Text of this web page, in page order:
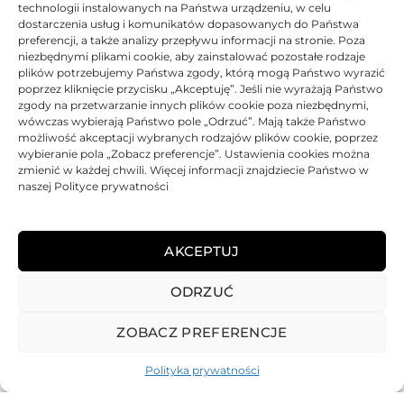
technologii instalowanych na Państwa urządzeniu, w celu
dostarczenia usług i komunikatów dopasowanych do Państwa
preferencji, a także analizy przepływu informacji na stronie. Poza
niezbędnymi plikami cookie, aby zainstalować pozostałe rodzaje
plików potrzebujemy Państwa zgody, którą mogą Państwo wyrazić
poprzez kliknięcie przycisku „Akceptuję”. Jeśli nie wyrażają Państwo
zgody na przetwarzanie innych plików cookie poza niezbędnymi,
wówczas wybierają Państwo pole „Odrzuć”. Mają także Państwo
możliwość akceptacji wybranych rodzajów plików cookie, poprzez
wybieranie pola „Zobacz preferencje”. Ustawienia cookies można
zmienić w każdej chwili. Więcej informacji znajdziecie Państwo w
naszej Polityce prywatności
AKCEPTUJ
ODRZUĆ
ZOBACZ PREFERENCJE
Polityka prywatności
jednocześnie z najwyższej jakości wydruków dostępnych
tylko dla oryginalnych tonerów Kyocera.
DANE TECHNICZNE
KOMPATYBILNOŚĆ
PRODUKTY POWIĄZANE
KOSZTY DOSTAWY